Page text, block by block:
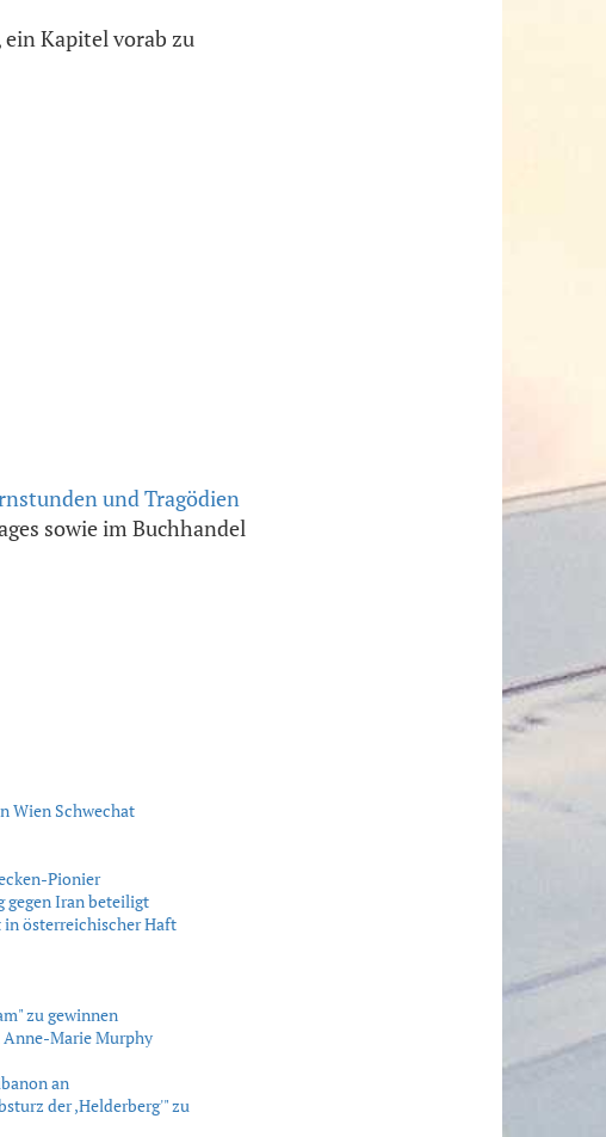
Kapitel vorab zu
und Tragödien
sowie im Buchhandel
Wien Schwechat
Pionier
gegen Iran beteiligt
in österreichischer Haft
zu gewinnen
Anne-Marie Murphy
an
der ,Helderberg'" zu